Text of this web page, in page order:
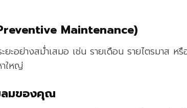
Maintenance)
ยะอย่างสม่ำเสมอ เช่น รายเดือน รายไตรมาส
ใหญ่
ลมของคุณ